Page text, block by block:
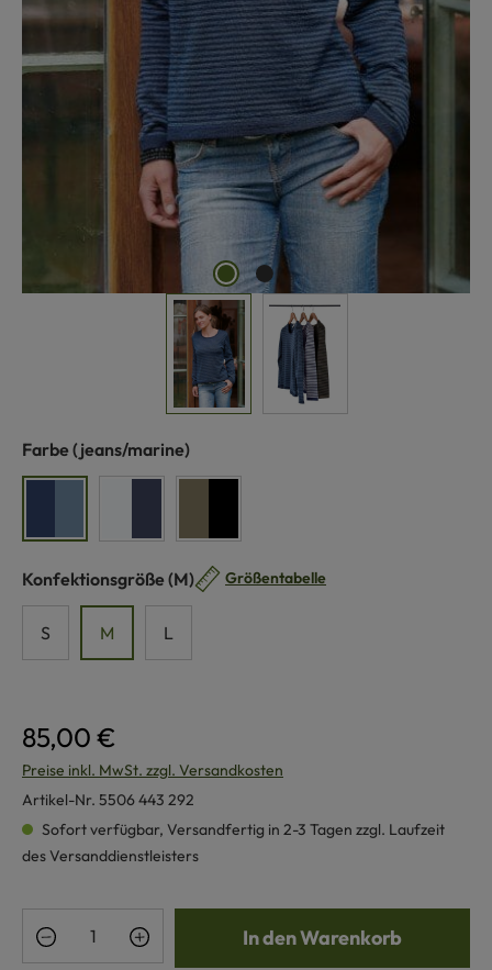
Farbe auswählen
(jeans/marine)
Konfektionsgröße auswählen
(M) Größentabelle
S M L
85,00 €
Preise inkl. MwSt. zzgl. Versandkosten
Artikel-Nr. 5506 443 292
Sofort verfügbar, Versandfertig in 2-3 Tagen zzgl. Laufzeit
des Versanddienstleisters
Produkt Anzahl: Gib den gewünschten
In den Warenkorb